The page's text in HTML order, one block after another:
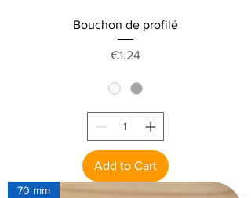
Bouchon de profilé
Price
€1.24
Add to Cart
70 mm